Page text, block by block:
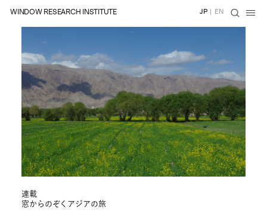
WINDOW RESEARCH INSTITUTE JP | EN
連載
窓からのぞくアジアの旅